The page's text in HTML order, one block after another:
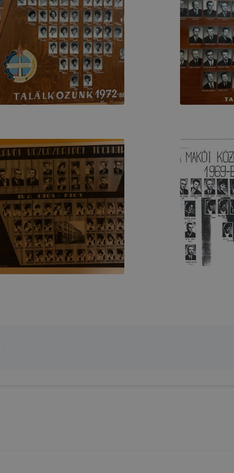
a cookie-kat, de ezek általában
mivel a cookie-k célja honlapunk
megkönnyítése vagy lehetővé
megakadályozása vagy törlése
lesznek képesek honlapunk
tervezettől eltérően fog működni